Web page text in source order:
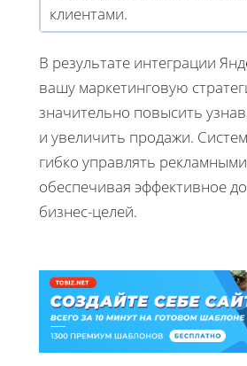
клиентами.
В результате интеграции
вашу маркетинговую
значительно повысить
и увеличить продажи.
гибко управлять
обеспечивая эффективное
бизнес-целей.